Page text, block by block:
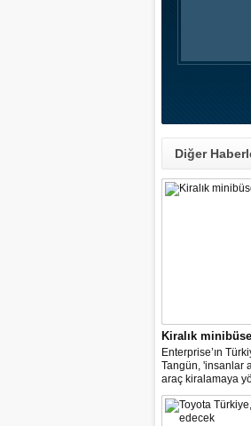
Diğer
Kiralık
Enterprise’ın
Tangün, 'insanlar
araç kiralamaya
noktada, bavul
minibüs ve SUV
kiralamada geçen